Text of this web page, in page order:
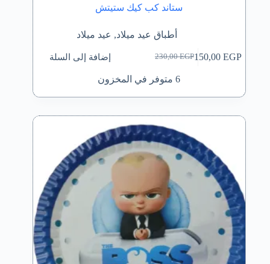
ستاند كب كيك ستيتش
أطباق عيد ميلاد, عيد ميلاد
230,00EGP
السعر
230,00 EGP.
150,00 EGP
السعر
150,00 EGP.
إضافة إلى السلة
6 متوفر في المخزون